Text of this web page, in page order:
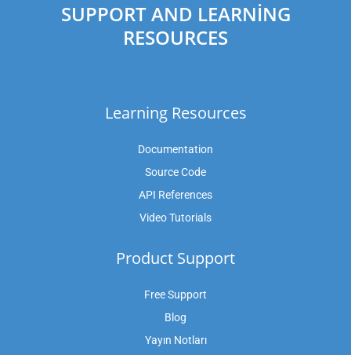
SUPPORT AND LEARNING
RESOURCES
Learning Resources
Documentation
Source Code
API References
Video Tutorials
Product Support
Free Support
Blog
Yayın Notları